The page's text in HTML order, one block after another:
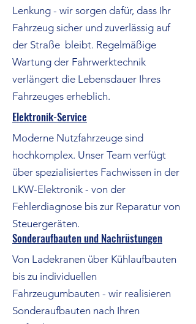
Lenkung - wir sorgen dafür, dass Ihr
Fahrzeug sicher und zuverlässig auf
der Straße bleibt. Regelmäßige
Wartung der Fahrwerktechnik
verlängert die Lebensdauer Ihres
Fahrzeuges erheblich.
Elektronik-Service
Moderne Nutzfahrzeuge sind
hochkomplex. Unser Team verfügt
über spezialisiertes Fachwissen in der
LKW-Elektronik - von der
Fehlerdiagnose bis zur Reparatur von
Steuergeräten.
Sonderaufbauten und Nachrüstungen
Von Ladekranen über Kühlaufbauten
bis zu individuellen
Fahrzeugumbauten - wir realisieren
Sonderaufbauten nach Ihren